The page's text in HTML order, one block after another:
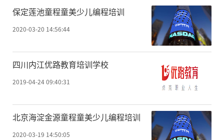
保定莲池童程童美少儿编程培训
2020-03-20 14:56:44
四川内江优路教育培训学校
2019-04-24 09:40:31
北京海淀金源童程童美少儿编程培训
2020-03-19 14:50:05